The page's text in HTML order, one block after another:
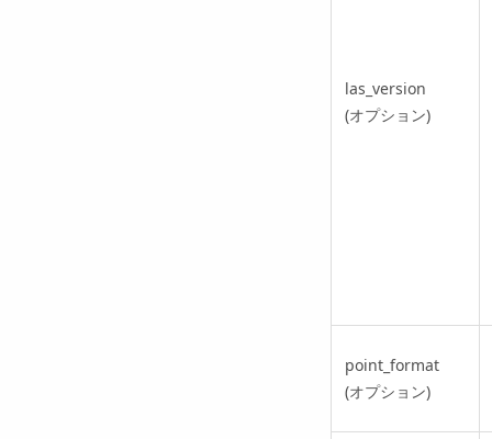
las_version
(オプション)
point_format
(オプション)